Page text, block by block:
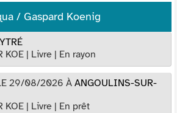
/ Gaspard Koenig
KOE | Livre | En rayon
29/08/2026 À ANGOULINS-SUR-
KOE | Livre | En prêt